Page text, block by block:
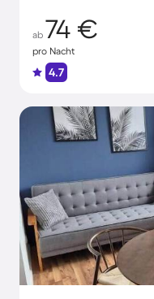
ab 74 €
pro Nacht
4.7